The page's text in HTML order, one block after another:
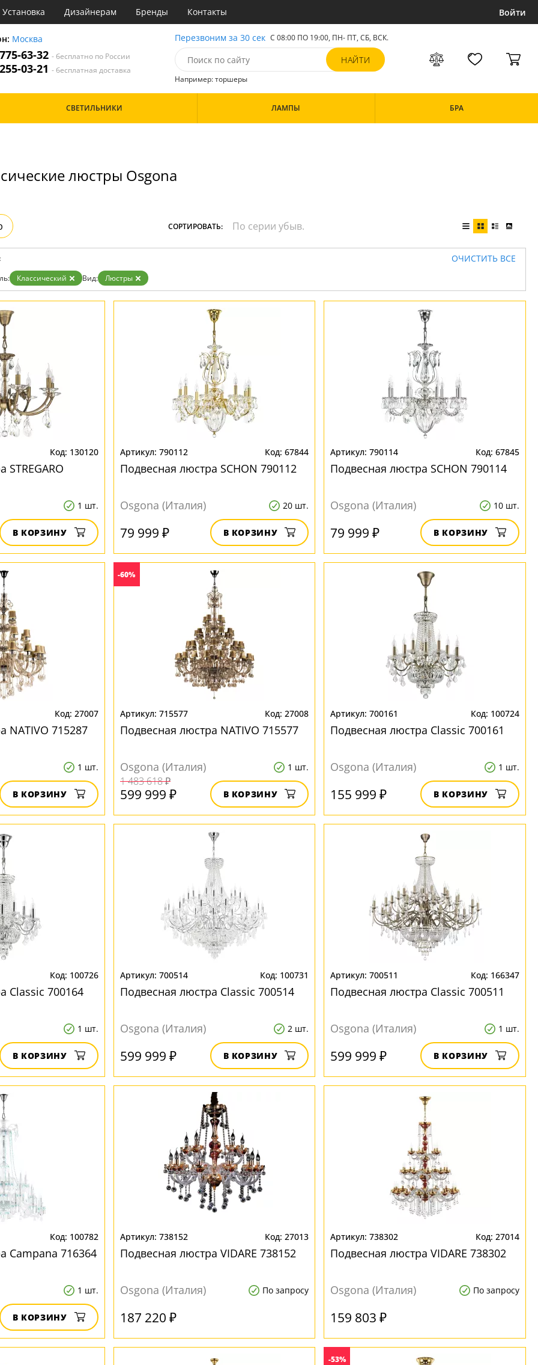
Установка Дизайнерам Бренды Контакты Войти
Москва
63-32 - бесплатно по России
03-21 - бесплатная доставка
Перезвоним за 30 сек С 08:00 ПО 19:00, ПН- ПТ,СБ, ВСК.
Например: торшеры
Черные
СВЕТИЛЬНИКИ ЛАМПЫ БРА
люстры Osgona
СОРТИРОВАТЬ:
ОЧИСТИТЬ ВСЕ
Классический Вид: Люстры
130120
STREGARO
1 шт.
В КОРЗИНУ
790112 67844
Подвесная люстра SCHON 790112
Osgona (Италия) 20 шт.
79 999 ₽ В КОРЗИНУ
790114 67845
Подвесная люстра SCHON 790114
Osgona (Италия) 10 шт.
79 999 ₽ В КОРЗИНУ
27007
NATIVO 715287
1 шт.
В КОРЗИНУ
-60%
715577 27008
Подвесная люстра NATIVO 715577
Osgona (Италия) 1 шт.
1 483 618 ₽
599 999 ₽ В КОРЗИНУ
700161 100724
Подвесная люстра Classic 700161
Osgona (Италия) 1 шт.
155 999 ₽ В КОРЗИНУ
100726
Classic 700164
1 шт.
В КОРЗИНУ
700514 100731
Подвесная люстра Classic 700514
Osgona (Италия) 2 шт.
599 999 ₽ В КОРЗИНУ
700511 166347
Подвесная люстра Classic 700511
Osgona (Италия) 1 шт.
599 999 ₽ В КОРЗИНУ
100782
Campana 716364
1 шт.
В КОРЗИНУ
738152 27013
Подвесная люстра VIDARE 738152
Osgona (Италия) По запросу
187 220 ₽
738302 27014
Подвесная люстра VIDARE 738302
Osgona (Италия) По запросу
159 803 ₽
-53%